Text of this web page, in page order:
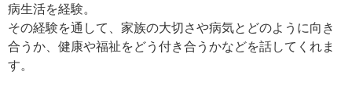
病生活を経験。
その経験を通して、家族の大切さや病気とどのように向き
合うか、健康や福祉をどう付き合うかなどを話してくれま
す。